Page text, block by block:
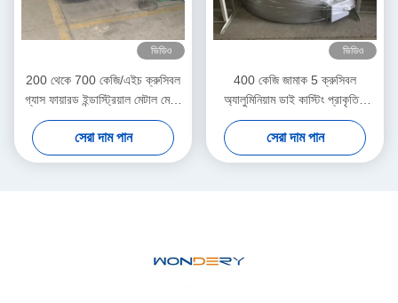
ভিডিও
200 থেকে 700 কেজি/এইচ ক্রুসিবল
গ্যাস ফায়ারড ইন্ডাস্ট্রিয়াল মেটাল মেল্টিং
ফার্নেস পাইপ বার্নিং সিস্টেম
সেরা দাম পান
ভিডিও
400 কেজি জামাক 5 ক্রুসিবল
অ্যালুমিনিয়াম ডাই কাস্টিং প্রাকৃতিক
গ্যাস মেল্টিং ফার্নেস স্টেশনারী প্রকার
সেরা দাম পান